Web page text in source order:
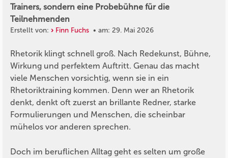
Trainers, sondern eine Probebühne für die
Teilnehmenden
Erstellt von: Finn Fuchs • am: 29. Mai 2026
Rhetorik klingt schnell groß. Nach Redekunst, Bühne,
Wirkung und perfektem Auftritt. Genau das macht
viele Menschen vorsichtig, wenn sie in ein
Rhetoriktraining kommen. Denn wer an Rhetorik
denkt, denkt oft zuerst an brillante Redner, starke
Formulierungen und Menschen, die scheinbar
mühelos vor anderen sprechen.
Doch im beruflichen Alltag geht es selten um große